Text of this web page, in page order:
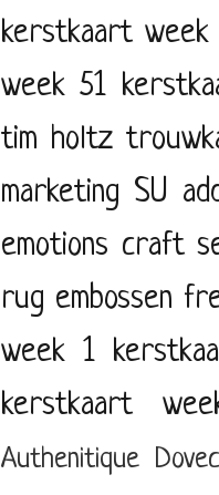
kerstkaart week
week 51
tim holtz
marketing SU
emotions craft
rug embossen
week 1
kerstkaart
Authenitique